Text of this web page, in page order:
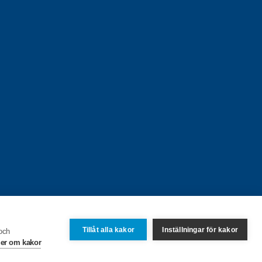
om kakor
Tillåt alla kakor Inställningar för kakor